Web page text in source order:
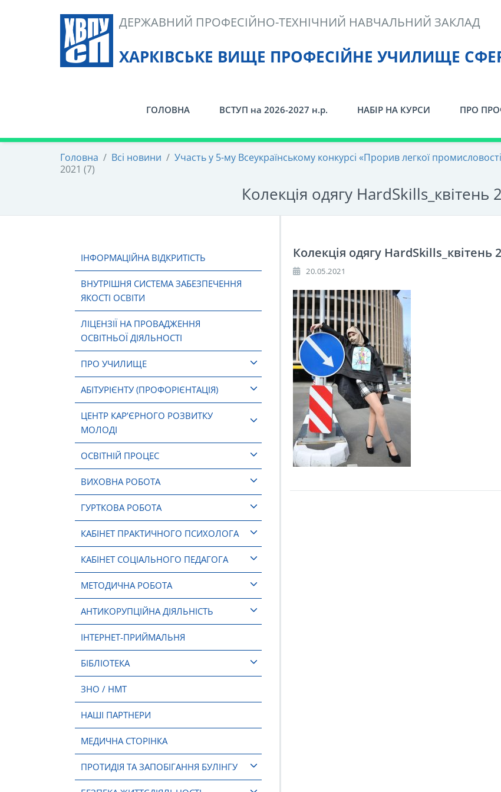
ХАРКІВСЬКЕ ВИЩЕ ПРОФЕСІЙНЕ УЧИЛИЩЕ
ДЕРЖАВНИЙ ПРОФЕСІЙНО-ТЕХНІЧНИЙ НАВЧАЛЬНИЙ ЗАКЛАД
ГОЛОВНА ВСТУП на 2026-2027 н.р. НАБІР НА КУРСИ ПРО
Головна / Всі новини / Участь у 5-му Всеукраїнському конкурсі «Прорив легкої
2021 (7)
Колекція одягу HardSkills_квітень
ІНФОРМАЦІЙНА ВІДКРИТІСТЬ
ВНУТРІШНЯ СИСТЕМА ЗАБЕЗПЕЧЕННЯ
ЯКОСТІ ОСВІТИ
ЛІЦЕНЗІЇ НА ПРОВАДЖЕННЯ
ОСВІТНЬОЇ ДІЯЛЬНОСТІ
ПРО УЧИЛИЩЕ
АБІТУРІЄНТУ (ПРОФОРІЄНТАЦІЯ)
ЦЕНТР КАР’ЄРНОГО РОЗВИТКУ
МОЛОДІ
ОСВІТНІЙ ПРОЦЕС
ВИХОВНА РОБОТА
ГУРТКОВА РОБОТА
КАБІНЕТ ПРАКТИЧНОГО ПСИХОЛОГА
КАБІНЕТ СОЦІАЛЬНОГО ПЕДАГОГА
МЕТОДИЧНА РОБОТА
АНТИКОРУПЦІЙНА ДІЯЛЬНІСТЬ
ІНТЕРНЕТ-ПРИЙМАЛЬНЯ
БІБЛІОТЕКА
ЗНО / НМТ
НАШІ ПАРТНЕРИ
МЕДИЧНА СТОРІНКА
ПРОТИДІЯ ТА ЗАПОБІГАННЯ БУЛІНГУ
Колекція одягу HardSkills_квітень
20.05.2021